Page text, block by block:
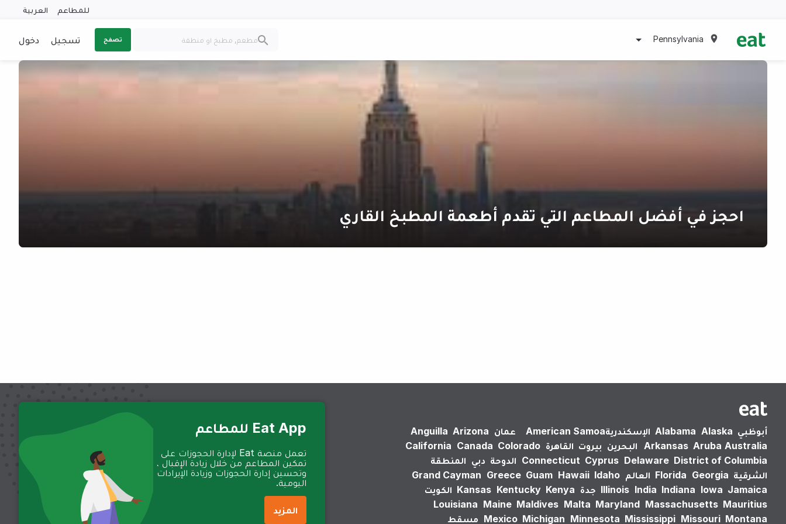
للمطاعم العربية
Pennsylvania تصفح تسجيل دخول
احجز في أفضل المطاعم التي تقدم أطعمة المطبخ القاري
أبوظبي Alabama Alaska الإسكندرية‎American Samoa عمان Anguilla Arizona
Arkansas Aruba Australia البحرين بيروت القاهرة California Canada Colorado
Connecticut Cyprus Delaware District of Columbia الدوحة دبي المنطقة
الشرقية
Florida Georgia العالم Grand Cayman Greece Guam Hawaii Idaho
Illinois India Indiana Iowa Jamaica جدة Kansas Kentucky Kenya
الكويت
Louisiana Maine Maldives Malta Maryland Massachusetts Mauritius
Mexico Michigan Minnesota Mississippi Missouri Montana مسقط
Eat App للمطاعم
تعمل منصة Eat لإدارة الحجوزات على
تمكين المطاعم من خلال زيادة الإقبال ،
وتحسين إدارة الحجوزات وزيادة الإيرادات
اليومية.
المزيد